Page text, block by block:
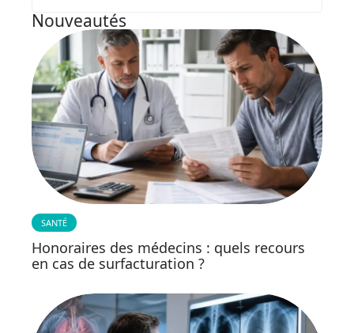
Nouveautés
SANTÉ
Honoraires des médecins : quels recours
en cas de surfacturation ?